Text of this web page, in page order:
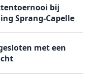
bij
Sprang-Capelle
met een